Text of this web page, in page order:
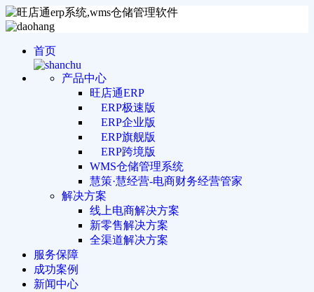
首页
产品中心
旺店通ERP
ERP极速版
ERP企业版
ERP旗舰版
ERP跨境版
WMS仓储管理系统
慧策·慧经营-电商财务经营管家
解决方案
线上电商解决方案
新零售解决方案
全渠道解决方案
服务保障
成功案例
新闻中心